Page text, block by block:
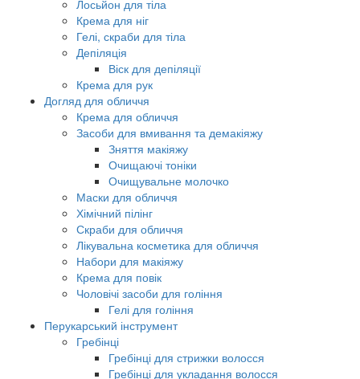
Лосьйон для тіла
Крема для ніг
Гелі, скраби для тіла
Депіляція
Віск для депіляції
Крема для рук
Догляд для обличчя
Крема для обличчя
Засоби для вмивання та демакіяжу
Зняття макіяжу
Очищаючі тоніки
Очищувальне молочко
Маски для обличчя
Хімічний пілінг
Скраби для обличчя
Лікувальна косметика для обличчя
Набори для макіяжу
Крема для повік
Чоловічі засоби для гоління
Гелі для гоління
Перукарський інструмент
Гребінці
Гребінці для стрижки волосся
Гребінці для укладання волосся